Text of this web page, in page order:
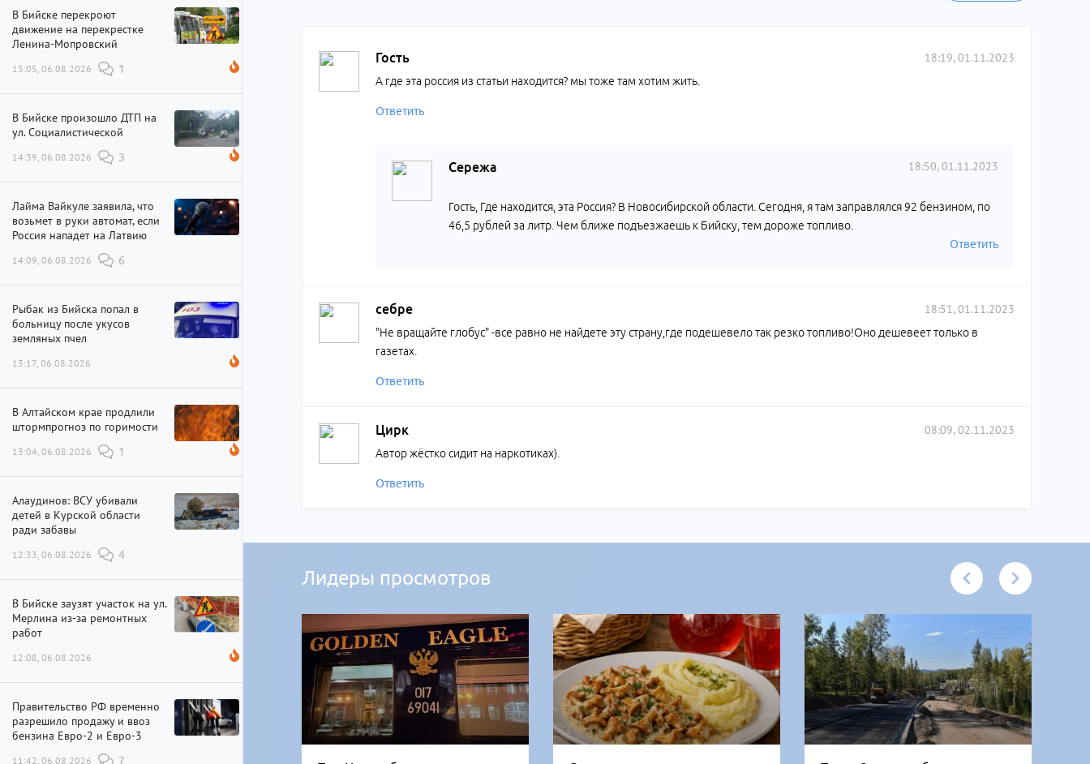
В Бийске перекроют
движение на перекрестке
Ленина-Мопровский
15:05, 06.08.2026 1
В Бийске произошло ДТП на
ул. Социалистической
14:39, 06.08.2026 3
Лайма Вайкуле заявила, что
возьмет в руки автомат, если
Россия нападет на Латвию
14:09, 06.08.2026 6
Рыбак из Бийска попал в
больницу после укусов
земляных пчел
13:17, 06.08.2026
В Алтайском крае продлили
штормпрогноз по горимости
13:04, 06.08.2026 1
Алаудинов: ВСУ убивали
детей в Курской области
ради забавы
12:33, 06.08.2026 4
В Бийске заузят участок на ул.
Мерлина из-за ремонтных
работ
12:08, 06.08.2026
Правительство РФ временно
разрешило продажу и ввоз
бензина Евро-2 и Евро-3
11:42, 06.08.2026 7
Гость 18:19, 01.11.2023
А где эта россия из статьи находится? мы тоже там хотим жить.
Ответить
Сережа 18:50, 01.11.2023
Гость, Где находится, эта Россия? В Новосибирской области. Сегодня, я там заправлялся 92 бензином, по
46,5 рублей за литр. Чем ближе подъезжаешь к Бийску, тем дороже топливо.
Ответить
себре 18:51, 01.11.2023
"Не вращайте глобус" -все равно не найдете эту страну,где подешевело так резко топливо!Оно дешевеет только в
газетах.
Ответить
Цирк 08:09, 02.11.2023
Автор жёстко сидит на наркотиках).
Ответить
Лидеры просмотров